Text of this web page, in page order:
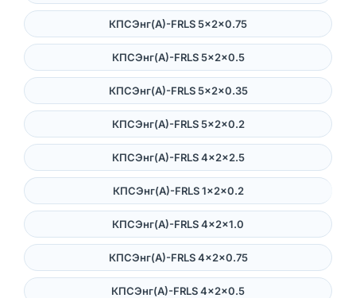
КПСЭнг(А)-FRLS 5×2×0.75
КПСЭнг(А)-FRLS 5×2×0.5
КПСЭнг(А)-FRLS 5×2×0.35
КПСЭнг(А)-FRLS 5×2×0.2
КПСЭнг(А)-FRLS 4×2×2.5
КПСЭнг(А)-FRLS 1×2×0.2
КПСЭнг(А)-FRLS 4×2×1.0
КПСЭнг(А)-FRLS 4×2×0.75
КПСЭнг(А)-FRLS 4×2×0.5